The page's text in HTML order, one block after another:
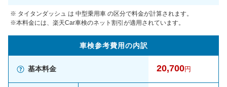
※ タイタンダッシュ は 中型乗用車 の区分で料金が計算されます。
※本料金には、楽天Car車検のネット割引が適用されています。
車検参考費用の内訳
基本料金 20,700円